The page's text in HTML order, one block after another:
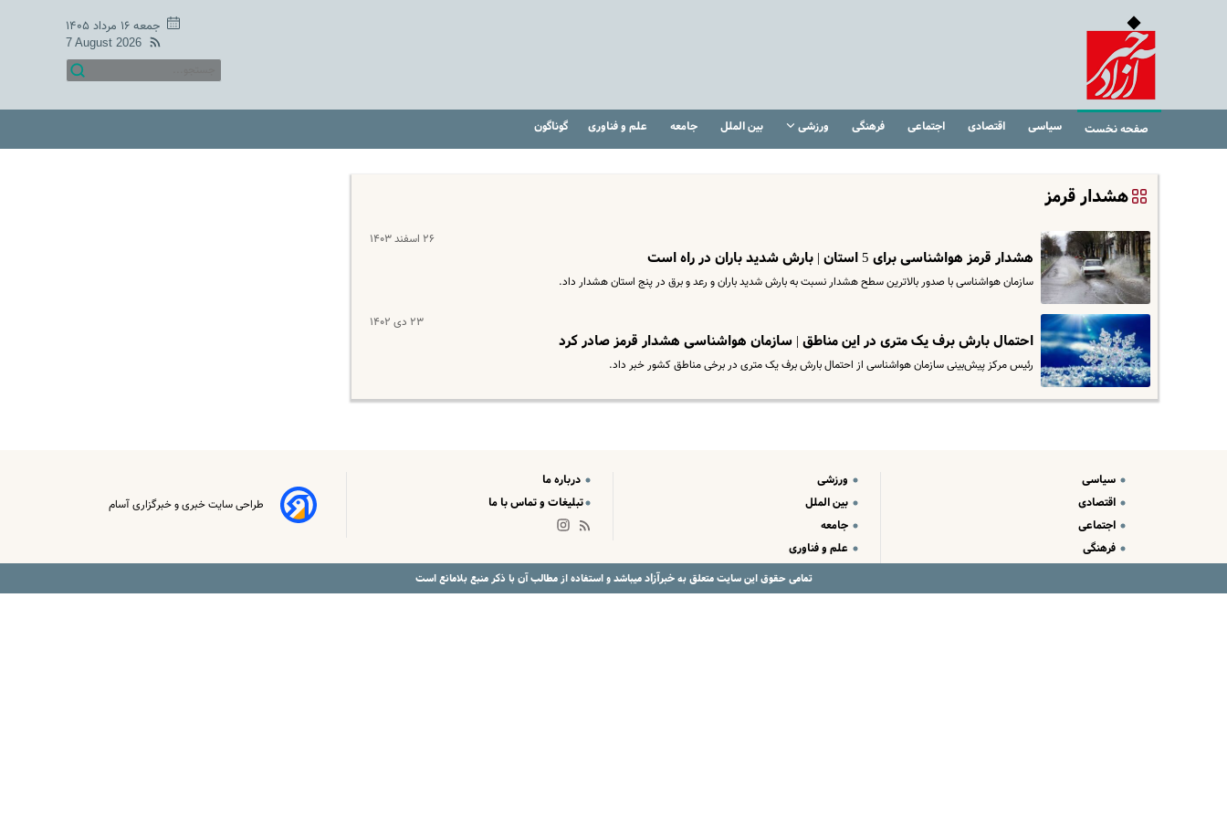
جمعه ۱۶ مرداد ۱۴۰۵
7 August 2026
صفحه نخست سیاسی اقتصادی اجتماعی فرهنگی ورزشی بین الملل جامعه علم و فناوری گوناگون
هشدار قرمز
۲۶ اسفند ۱۴۰۳
هشدار قرمز هواشناسی برای 5 استان | بارش شدید باران در راه است
سازمان هواشناسی با صدور بالاترین سطح هشدار نسبت به بارش شدید باران و رعد و برق در پنج استان هشدار داد.
۲۳ دی ۱۴۰۲
احتمال بارش برف یک متری در این مناطق | سازمان هواشناسی هشدار قرمز صادر کرد
رئیس مرکز پیش‌بینی سازمان هواشناسی از احتمال بارش برف یک متری در برخی مناطق کشور خبر داد.
سیاسی
اقتصادی
اجتماعی
فرهنگی
ورزشی
بین الملل
جامعه
علم و فناوری
درباره ما
تبلیغات و تماس با ما
طراحی سایت خبری و خبرگزاری آسام
تمامی حقوق این سایت متعلق بهخبرآزادمیباشد و استفاده از مطالب آن با ذکر منبع بلامانع است